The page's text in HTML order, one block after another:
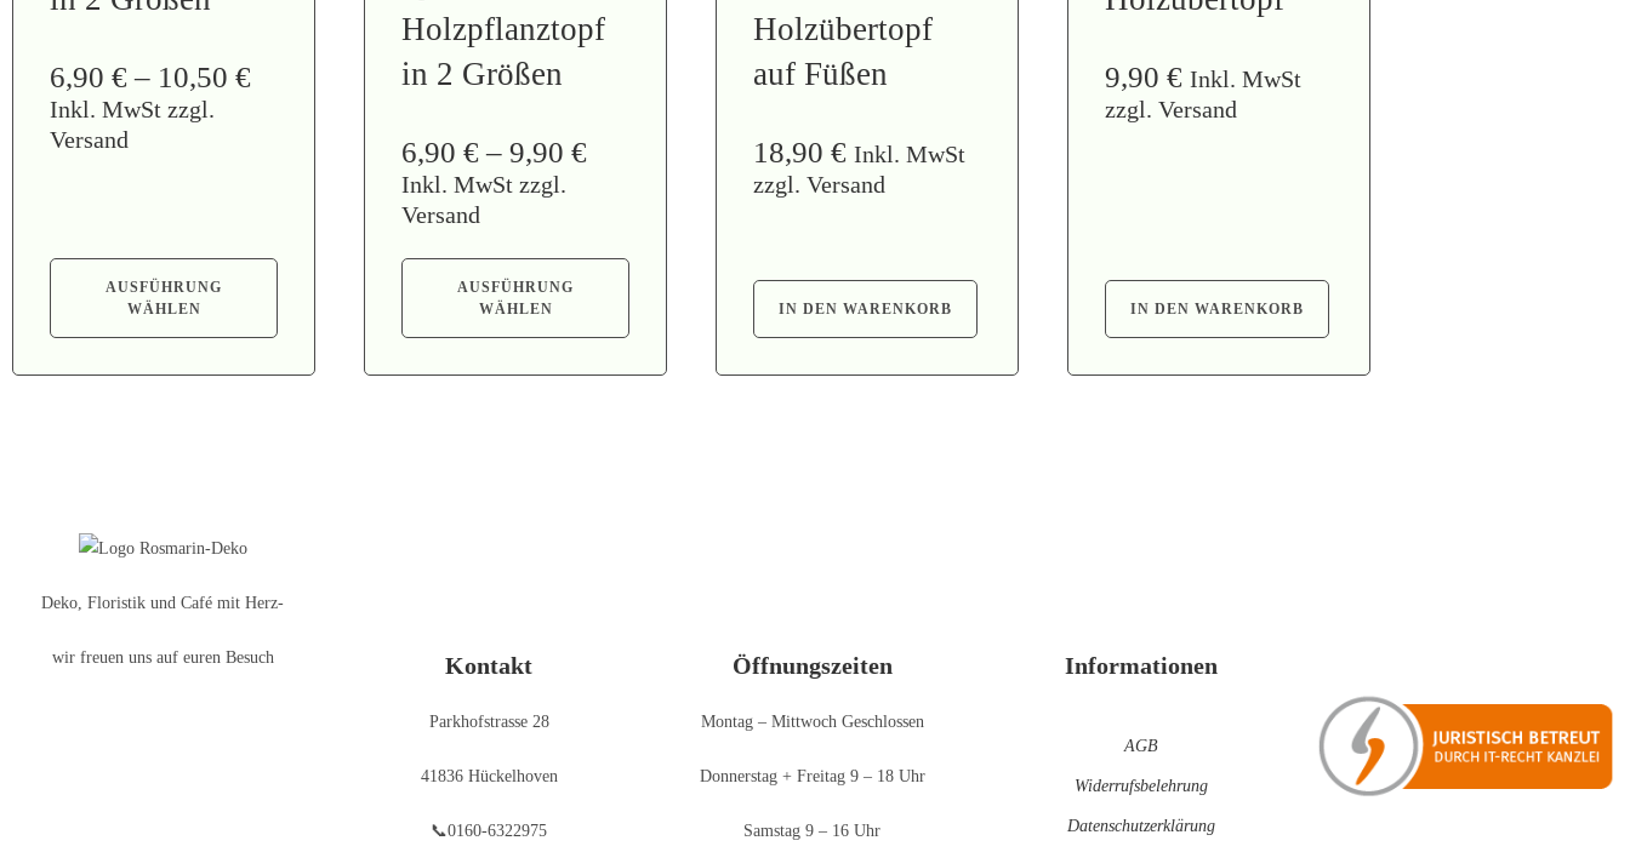
6,90 €– 10,50 €
Inkl. MwSt zzgl.
Versand
AUSFÜHRUNG
WÄHLEN
Holzpflanztopf
in 2 Größen
6,90 €– 9,90 €
Inkl. MwSt zzgl.
Versand
AUSFÜHRUNG
WÄHLEN
Holzübertopf
auf Füßen
18,90 € Inkl. MwSt
zzgl. Versand
IN DEN WARENKORB
9,90 € Inkl. MwSt
zzgl. Versand
IN DEN WARENKORB
Deko, Floristik und Café mit Herz-
wir freuen uns auf euren Besuch Kontakt
Parkhofstrasse 28
41836 Hückelhoven
📞0160-6322975
Öffnungszeiten
Montag – Mittwoch Geschlossen
Donnerstag + Freitag 9 – 18 Uhr
Samstag 9 – 16 Uhr
Informationen
AGB
Widerrufsbelehrung
Datenschutzerklärung